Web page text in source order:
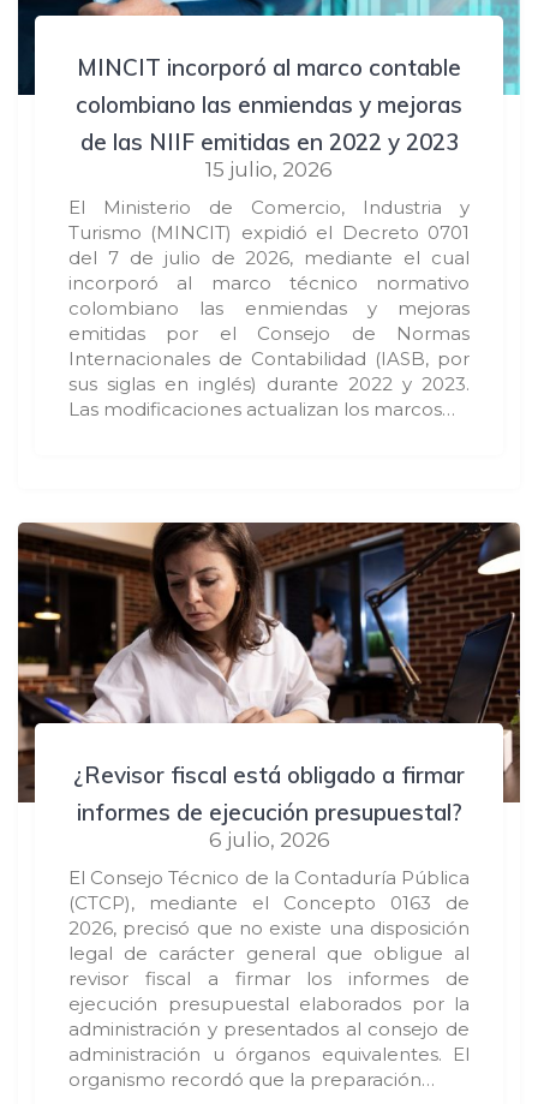
MINCIT incorporó al marco contable
colombiano las enmiendas y mejoras
de las NIIF emitidas en 2022 y 2023
15 julio, 2026
El Ministerio de Comercio, Industria y
Turismo (MINCIT) expidió el Decreto 0701
del 7 de julio de 2026, mediante el cual
incorporó al marco técnico normativo
colombiano las enmiendas y mejoras
emitidas por el Consejo de Normas
Internacionales de Contabilidad (IASB, por
sus siglas en inglés) durante 2022 y 2023.
Las modificaciones actualizan los marcos…
¿Revisor fiscal está obligado a firmar
informes de ejecución presupuestal?
6 julio, 2026
El Consejo Técnico de la Contaduría Pública
(CTCP), mediante el Concepto 0163 de
2026, precisó que no existe una disposición
legal de carácter general que obligue al
revisor fiscal a firmar los informes de
ejecución presupuestal elaborados por la
administración y presentados al consejo de
administración u órganos equivalentes. El
organismo recordó que la preparación…